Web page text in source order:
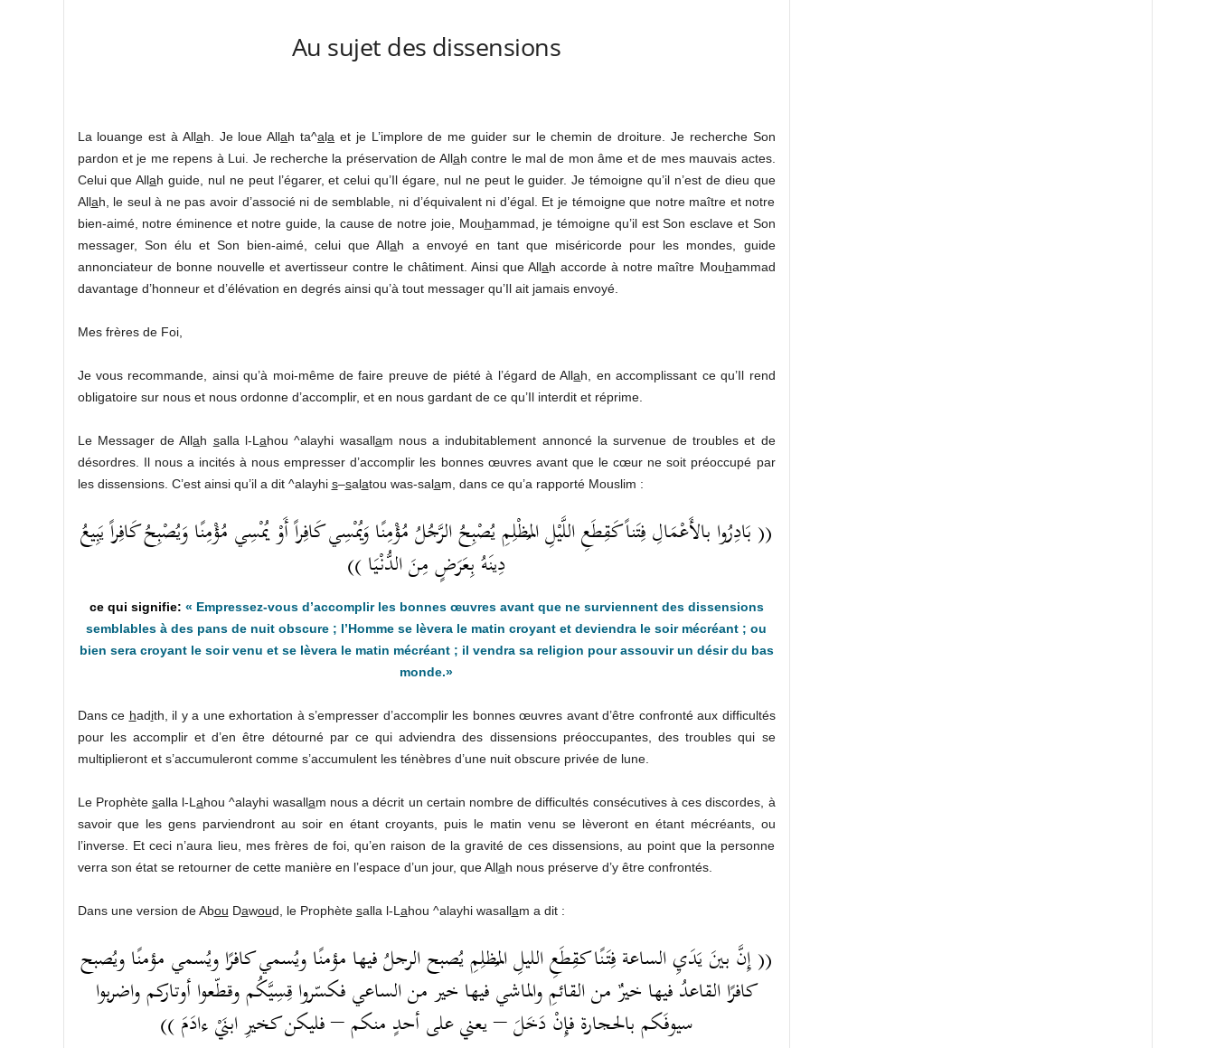
Au sujet des dissensions
La louange est à Allah. Je loue Allah ta^ala et je L’implore de me guider sur le chemin de droiture. Je recherche Son
pardon et je me repens à Lui. Je recherche la préservation de Allah contre le mal de mon âme et de mes mauvais actes.
Celui que Allah guide, nul ne peut l’égarer, et celui qu’Il égare, nul ne peut le guider. Je témoigne qu’il n’est de dieu que
Allah, le seul à ne pas avoir d’associé ni de semblable, ni d’équivalent ni d’égal. Et je témoigne que notre maître et notre
bien-aimé, notre éminence et notre guide, la cause de notre joie, Mouhammad, je témoigne qu’il est Son esclave et Son
messager, Son élu et Son bien-aimé, celui que Allah a envoyé en tant que miséricorde pour les mondes, guide
annonciateur de bonne nouvelle et avertisseur contre le châtiment. Ainsi que Allah accorde à notre maître Mouhammad
davantage d’honneur et d’élévation en degrés ainsi qu’à tout messager qu’Il ait jamais envoyé.
Mes frères de Foi,
Je vous recommande, ainsi qu’à moi-même de faire preuve de piété à l’égard de Allah, en accomplissant ce qu’Il rend
obligatoire sur nous et nous ordonne d’accomplir, et en nous gardant de ce qu’Il interdit et réprime.
Le Messager de Allah salla l-L ahou ^alayhi wasallam nous a indubitablement annoncé la survenue de troubles et de
désordres. Il nous a incités à nous empresser d’accomplir les bonnes œuvres avant que le cœur ne soit préoccupé par
les dissensions. C’est ainsi qu’il a dit ^alayhi s–salatou was-salam, dans ce qu’a rapporté Mouslim :
(( بَادِرُوا بالأَعْمَالِ فِتَناً كَقِطَعِ اللَّيْلِ المُظْلِمِ يُصْبِحُ الرَّجُلُ مُؤْمِنًا وَيُمْسِي كَافِراً أَوْ يُمْسِي مُؤْمِنًا وَيُصْبِحُ كَافِراً يَبِيعُ
دِينَهُ بِعَرَضٍ مِنَ الدُّنْيَا ))
« Empressez-vous d’accomplir les bonnes œuvres avant que ne surviennent des dissensions
semblables à des pans de nuit obscure ; l’Homme se lèvera le matin croyant et deviendra le soir mécréant ; ou
bien sera croyant le soir venu et se lèvera le matin mécréant ; il vendra sa religion pour assouvir un désir du bas
monde.»
Dans ce hadith, il y a une exhortation à s’empresser d’accomplir les bonnes œuvres avant d’être confronté aux difficultés
pour les accomplir et d’en être détourné par ce qui adviendra des dissensions préoccupantes, des troubles qui se
multiplieront et s’accumuleront comme s’accumulent les ténèbres d’une nuit obscure privée de lune.
Le Prophète salla l-Lahou ^alayhi wasallam nous a décrit un certain nombre de difficultés consécutives à ces discordes, à
savoir que les gens parviendront au soir en étant croyants, puis le matin venu se lèveront en étant mécréants, ou
l’inverse. Et ceci n’aura lieu, mes frères de foi, qu’en raison de la gravité de ces dissensions, au point que la personne
verra son état se retourner de cette manière en l’espace d’un jour, que Allah nous préserve d’y être confrontés.
Dans une version de Abou Dawoud, le Prophète salla l-L ahou ^alayhi wasallam a dit :
(( إِنَّ بينَ يَدَيِ الساعة فِتَنًا كقِطَعِ الليلِ المُظلِمِ يُصبح الرجلُ فيها مؤمنًا ويُسمي كافرًا ويُسمي مؤمنًا ويُصبح
كافرًا القاعدُ فيها خيرٌ من القائمِ والماشي فيها خير من الساعي فكسّروا قِسِيَّكُم وقطّعوا أوتاركم واضربوا
سيوفَكم بالحجارة فإِنْ دَخَلَ – يعني على أحدٍ منكم – فليكن كخيرِ ابنَيْ ءادَمَ ))